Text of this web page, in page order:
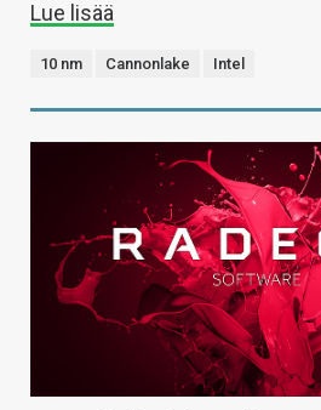
Lue lisää
10 nm Cannonlake Intel